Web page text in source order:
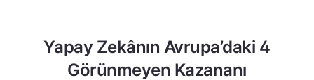
Yapay Zekânın Avrupa’daki 4
Görünmeyen Kazananı